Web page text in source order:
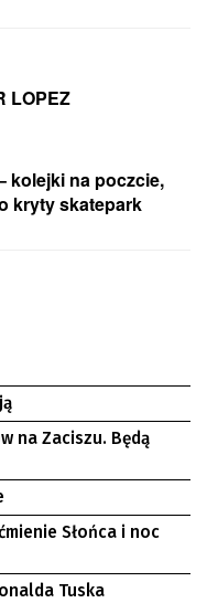
LOPEZ
kolejki na poczcie,
kryty skatepark
na Zaciszu. Będą
Słońca i noc
Tuska